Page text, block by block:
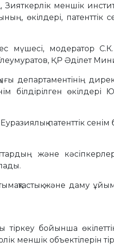
Зияткерлік меншік
өкілдері,
мүшесі, модератор
ҚР Әділет
департаментінің
білдірілген
патенттік
және
және даму
тіркеу бойынша
меншік объектілерін